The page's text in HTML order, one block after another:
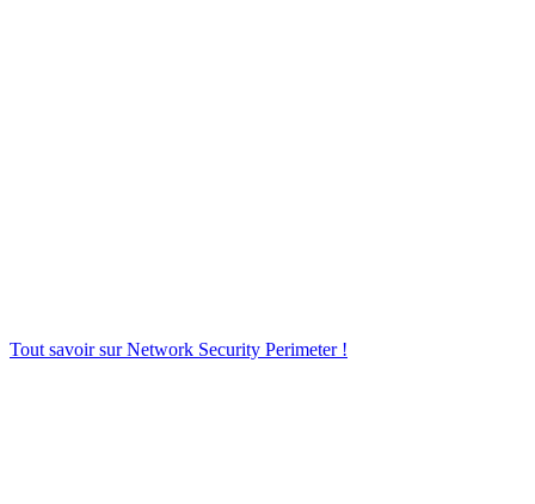
Tout savoir sur Network Security Perimeter !